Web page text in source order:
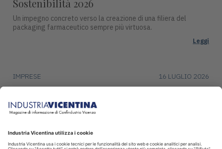
Sostenibilità 2026
Un impegno concreto verso la creazione di una filiera del
packaging farmaceutico sempre più virtuosa.
Leggi
IMPRESE 16 LUGLIO 2026
dentistico del futuro
intelligenti per il settore dentale.
Leggi